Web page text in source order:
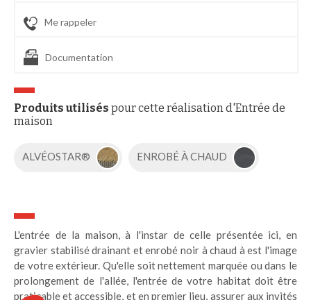
Me rappeler
Documentation
Produits utilisés pour cette réalisation d'Entrée de
maison
ALVÉOSTAR® ENROBÉ À CHAUD
L'entrée de la maison, à l'instar de celle présentée ici, en
gravier stabilisé drainant et enrobé noir à chaud à est l'image
de votre extérieur. Qu'elle soit nettement marquée ou dans le
prolongement de l'allée, l'entrée de votre habitat doit être
praticable et accessible, et en premier lieu, assurer aux invités